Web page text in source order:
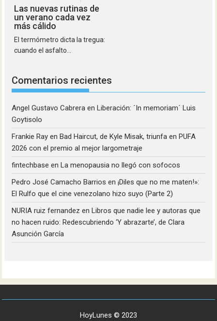
Las nuevas rutinas de
un verano cada vez
más cálido
El termómetro dicta la tregua:
cuando el asfalto...
Comentarios recientes
Angel Gustavo Cabrera en Liberación: ´In memoriam´ Luis
Goytisolo
Frankie Ray en Bad Haircut, de Kyle Misak, triunfa en PUFA
2026 con el premio al mejor largometraje
fintechbase en La menopausia no llegó con sofocos
Pedro José Camacho Barrios en¡Diles que no me maten!»:
El Rulfo que el cine venezolano hizo suyo (Parte 2)
NURIA ruiz fernandez en Libros que nadie lee y autoras que
no hacen ruido: Redescubriendo ‘Y abrazarte’, de Clara
Asunción García
HoyLunes © 2023